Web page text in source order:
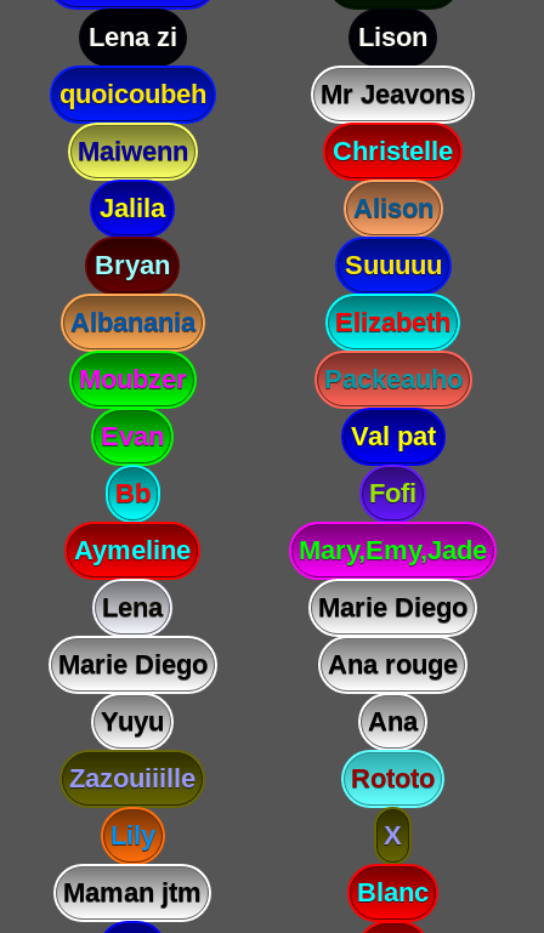
Lena zi
Lison
quoicoubeh
Mr Jeavons
Maiwenn
Christelle
Jalila
Alison
Bryan
Suuuuu
Albanania
Elizabeth
Moubzer
Packeauho
Evan
Val pat
Bb
Fofi
Aymeline
Mary,Emy,Jade
Lena
Marie Diego
Marie Diego
Ana rouge
Yuyu
Ana
Zazouiiille
Rototo
Lily
X
Maman jtm
Blanc